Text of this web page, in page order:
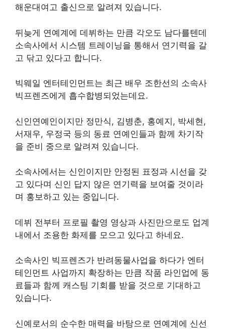
해운대여고 출신으로 알려져 있습니다.
뒤늦게 연예계에 데뷔하는 만큼 각오도 남다를텐데
소속사에서 시스템 트레이닝을 통해서 연기력을 갈
고 닦고 있다고 합니다.
빅웨일 엔터테인먼트는 최근 배우 조한선의 소속사
빅프렌즈에게 흡수합병되었는데요.
신인연예인이지만 정만식, 김병춘, 홍예지, 박세현,
서재우, 우정국 등의 동료 연예인들과 함께 차기작
을 준비 중으로 알려져 있습니다.
소속사에서는 신인이지만 안정된 표정과 시선을 갖
고 있다며 신인 답지 않은 연기력을 보여줄 것이라
며 홍보하고 있는 중입니다.
데뷔 전부터 프로필 촬영 영상과 사진만으로도 업계
내에서 조용한 화제를 모으고 있다고 하네요.
소속사인 빅프렌즈가 반려동물사업을 하다가 엔터
테인먼트 사업까지 확장하는 만큼 작품 라인업에 동
료들과 함께 캐스팅 기회를 받을 것으로 기대하고
있습니다.
신예로서의 순수한 매력을 바탕으로 연예계에 신선